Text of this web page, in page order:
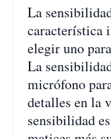
La
característica
elegir uno
La
micrófono
detalles en la
sensibilidad